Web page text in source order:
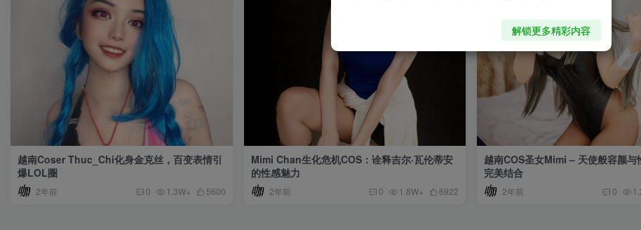
越南Coser Thuc_Chi化身金克丝，百变表情引
爆LOL圈
2年前 0 1.3W+ 5600
Mimi Chan生化危机COS：诠释吉尔·瓦伦蒂安
的性感魅力
2年前 0 1.8W+ 6922
越南COS圣女Mimi – 天使般容颜与
完美结合
2年前 0
解锁更多精彩内容